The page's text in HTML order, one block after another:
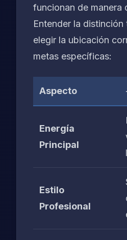
funcionan de manera
Entender la distinción
elegir la ubicación
metas específicas:
Aspecto
Energía
Principal
Estilo
Profesional